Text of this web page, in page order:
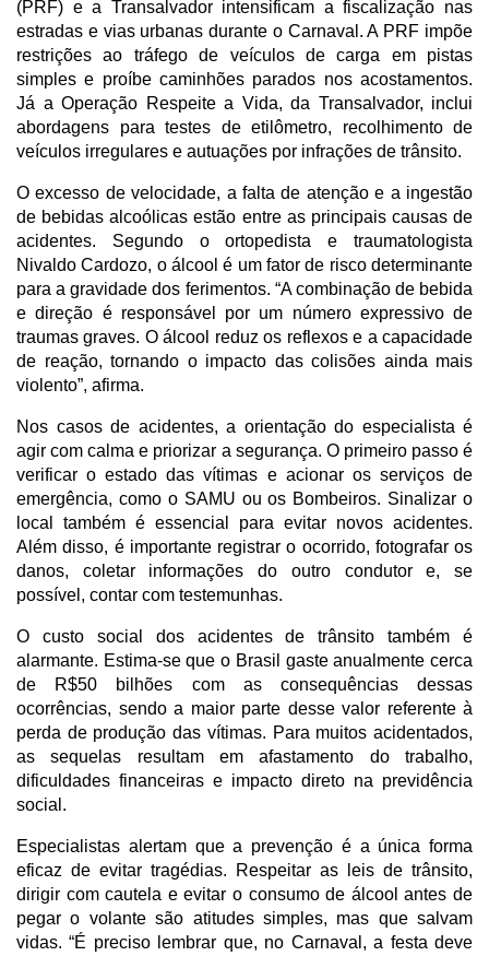
(PRF) e a Transalvador intensificam a fiscalização nas
estradas e vias urbanas durante o Carnaval. A PRF impõe
restrições ao tráfego de veículos de carga em pistas
simples e proíbe caminhões parados nos acostamentos.
Já a Operação Respeite a Vida, da Transalvador, inclui
abordagens para testes de etilômetro, recolhimento de
veículos irregulares e autuações por infrações de trânsito.
O excesso de velocidade, a falta de atenção e a ingestão
de bebidas alcoólicas estão entre as principais causas de
acidentes. Segundo o ortopedista e traumatologista
Nivaldo Cardozo, o álcool é um fator de risco determinante
para a gravidade dos ferimentos. “A combinação de bebida
e direção é responsável por um número expressivo de
traumas graves. O álcool reduz os reflexos e a capacidade
de reação, tornando o impacto das colisões ainda mais
violento”, afirma.
Nos casos de acidentes, a orientação do especialista é
agir com calma e priorizar a segurança. O primeiro passo é
verificar o estado das vítimas e acionar os serviços de
emergência, como o SAMU ou os Bombeiros. Sinalizar o
local também é essencial para evitar novos acidentes.
Além disso, é importante registrar o ocorrido, fotografar os
danos, coletar informações do outro condutor e, se
possível, contar com testemunhas.
O custo social dos acidentes de trânsito também é
alarmante. Estima-se que o Brasil gaste anualmente cerca
de R$50 bilhões com as consequências dessas
ocorrências, sendo a maior parte desse valor referente à
perda de produção das vítimas. Para muitos acidentados,
as sequelas resultam em afastamento do trabalho,
dificuldades financeiras e impacto direto na previdência
social.
Especialistas alertam que a prevenção é a única forma
eficaz de evitar tragédias. Respeitar as leis de trânsito,
dirigir com cautela e evitar o consumo de álcool antes de
pegar o volante são atitudes simples, mas que salvam
vidas. “É preciso lembrar que, no Carnaval, a festa deve